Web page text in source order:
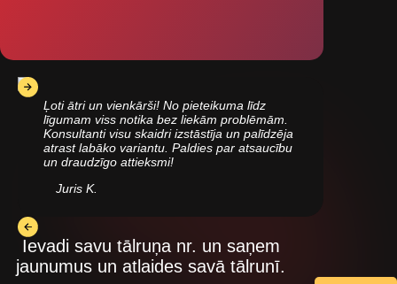
Ļoti ātri un vienkārši! No pieteikuma līdz
līgumam viss notika bez liekām problēmām.
Konsultanti visu skaidri izstāstīja un palīdzēja
atrast labāko variantu. Paldies par atsaucību
un draudzīgo attieksmi!
Juris K.
Ievadi savu tālruņa nr. un saņem
jaunumus un atlaides savā tālrunī.